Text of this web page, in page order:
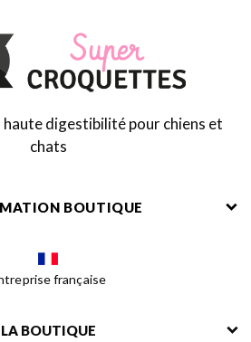
digestibilité pour chiens et
chats
BOUTIQUE
française
LA BOUTIQUE